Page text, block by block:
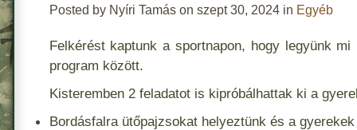
Posted by Nyíri Tamás on szept 30, 2024 in Egyéb
Felkérést kaptunk a sportnapon, hogy legyünk
program között.
Kisteremben 2 feladatot is kipróbálhattak ki a
Bordásfalra ütőpajzsokat helyeztünk és a